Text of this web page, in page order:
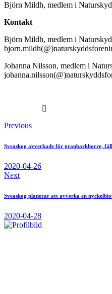
Björn Mildh, medlem i
Kontakt
Björn Mildh, medlem i
Johanna Nilsson, medlem i
Previous
Sveaskog avverkade för granbarkborre,
2020-04-26
Next
Sveaskog planerar att avverka en
2020-04-28